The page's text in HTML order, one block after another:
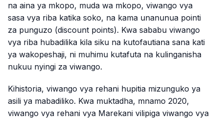
na aina ya mkopo, muda wa mkopo, viwango vya
sasa vya riba katika soko, na kama unanunua pointi
za punguzo (discount points). Kwa sababu viwango
vya riba hubadilika kila siku na kutofautiana sana kati
ya wakopeshaji, ni muhimu kutafuta na kulinganisha
nukuu nyingi za viwango.
Kihistoria, viwango vya rehani hupitia mizunguko ya
asili ya mabadiliko. Kwa muktadha, mnamo 2020,
viwango vya rehani vya Marekani vilipiga viwango vya